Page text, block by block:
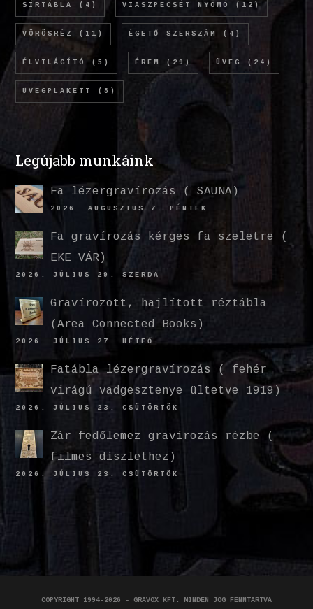
SÍRTÁBLA (4) VIASZPECSÉT NYOMÓ (12)
VÖRÖSRÉZ (11) ÉGETŐ SZERSZÁM (4)
ÉLVILÁGÍTÓ (5) ÉREM (29) ÜVEG (24)
ÜVEGPLAKETT (8)
Legújabb munkáink
Fa lézergravírozás ( SAUNA)
2026. AUGUSZTUS 7. PÉNTEK
Fa gravírozás kérges fa szeletre (
EKE VÁR)
2026. JÚLIUS 29. SZERDA
Gravírozott, hajlított réztábla
(Area Connected Books)
2026. JÚLIUS 27. HÉTFŐ
Fatábla lézergravírozás ( fehér
virágú vadgesztenye ültetve 1919)
2026. JÚLIUS 23. CSÜTÖRTÖK
Zár fedőlemez gravírozás rézbe (
filmes díszlethez)
2026. JÚLIUS 23. CSÜTÖRTÖK
COPYRIGHT 1994-2026 - GRAVOX KFT. MINDEN JOG FENNTARTVA